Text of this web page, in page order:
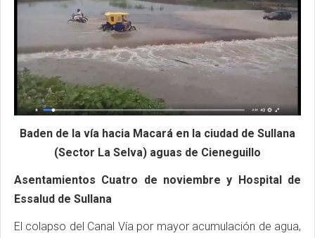
Baden de la vía hacia Macará en la ciudad de Sullana
(Sector La Selva) aguas de Cieneguillo
Asentamientos Cuatro de noviembre y Hospital de
Essalud de Sullana
El colapso del Canal Vía por mayor acumulación de agua,